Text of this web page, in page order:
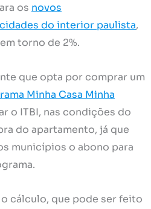
os novos
do interior paulista,
torno de 2%.
que opta por comprar um
Minha Casa Minha
o ITBI, nas condições do
do apartamento, já que
municípios o abono para
cálculo, que pode ser feito